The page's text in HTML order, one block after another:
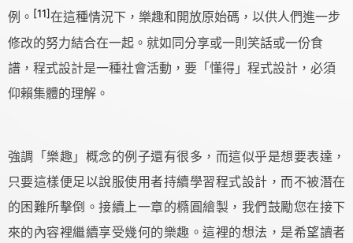
例。 [11]在這種情況下，樂趣和開放原始碼，以供人們進一步
修改的努力結合在一起。就如同分享或一則笑話或一份食
譜，程式設計是一種社會活動，要「懂得」程式設計，必須
仰賴集體的理解。
強調「樂趣」概念的例子還有很多，而這似乎是想要表達，
只要這樣便足以說服使用者持續學習程式設計，而不被潛在
的困難所擊倒。接續上一章的橢圓繪製，我們鼓勵您在接下
來的內容裡繼續享受幾何的樂趣。這裡的想法，是希望讀者